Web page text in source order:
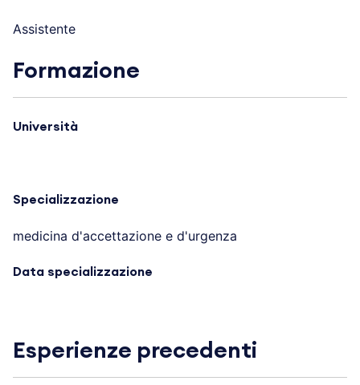
Assistente
Formazione
Università
Specializzazione
medicina d'accettazione e d'urgenza
Data specializzazione
Esperienze precedenti